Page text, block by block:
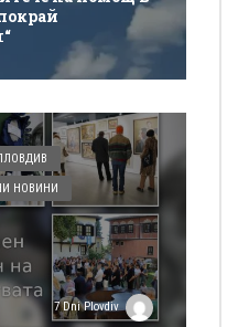
НОВИНИ
7 Dni Plovdiv